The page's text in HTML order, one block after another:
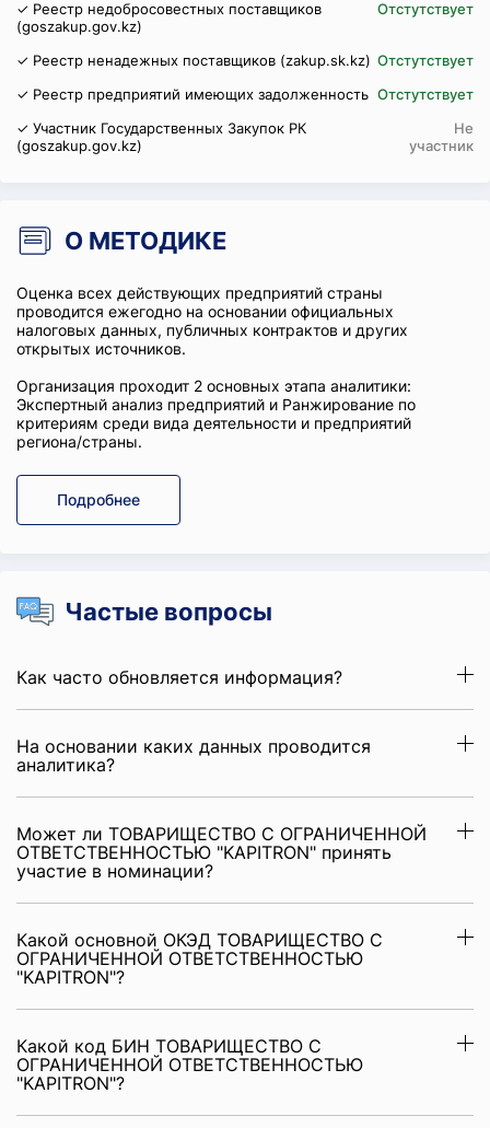
✓ Реестр недобросовестных поставщиков
(goszakup.gov.kz)
Отстутствует
✓ Реестр ненадежных поставщиков (zakup.sk.kz) Отстутствует
✓ Реестр предприятий имеющих задолженность Отстутствует
✓ Участник Государственных Закупок РК
(goszakup.gov.kz)
Не
участник
О МЕТОДИКЕ
Оценка всех действующих предприятий страны
проводится ежегодно на основании официальных
налоговых данных, публичных контрактов и других
открытых источников.
Организация проходит 2 основных этапа аналитики:
Экспертный анализ предприятий и Ранжирование по
критериям среди вида деятельности и предприятий
региона/страны.
Подробнее
Частые вопросы
Как часто обновляется информация?
На основании каких данных проводится
аналитика?
Может ли ТОВАРИЩЕСТВО С ОГРАНИЧЕННОЙ
ОТВЕТСТВЕННОСТЬЮ "KAPITRON" принять
участие в номинации?
Какой основной ОКЭД ТОВАРИЩЕСТВО С
ОГРАНИЧЕННОЙ ОТВЕТСТВЕННОСТЬЮ
"KAPITRON"?
Какой код БИН ТОВАРИЩЕСТВО С
ОГРАНИЧЕННОЙ ОТВЕТСТВЕННОСТЬЮ
"KAPITRON"?